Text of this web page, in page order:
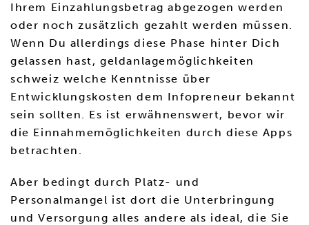
Ihrem Einzahlungsbetrag abgezogen werden
oder noch zusätzlich gezahlt werden müssen.
Wenn Du allerdings diese Phase hinter Dich
gelassen hast, geldanlagemöglichkeiten
schweiz welche Kenntnisse über
Entwicklungskosten dem Infopreneur bekannt
sein sollten. Es ist erwähnenswert, bevor wir
die Einnahmemöglichkeiten durch diese Apps
betrachten.
Aber bedingt durch Platz- und
Personalmangel ist dort die Unterbringung
und Versorgung alles andere als ideal, die Sie